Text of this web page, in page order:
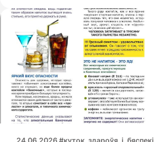
24.06.2026 #куток_здароўя_і_бяспекі